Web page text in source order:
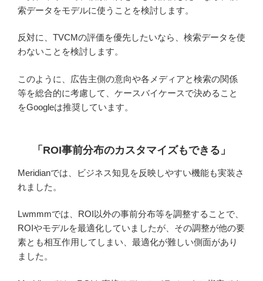
索データをモデルに使うことを検討します。
反対に、TVCMの評価を優先したいなら、検索データを使
わないことを検討します。
このように、広告主側の意向や各メディアと検索の関係
等を総合的に考慮して、ケースバイケースで決めること
をGoogleは推奨しています。
「ROI事前分布のカスタマイズもできる 」
Meridianでは、ビジネス知見を反映しやすい機能も実装さ
れました。
Lwmmmでは、ROI以外の事前分布等を調整することで、
ROIやモデルを最適化していましたが、その調整が他の要
素とも相互作用してしまい、最適化が難しい側面があり
ました。